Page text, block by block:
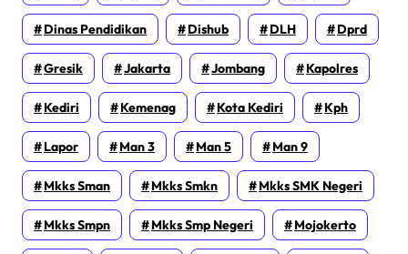
Dinas Pendidikan Dishub DLH Dprd
Gresik Jakarta Jombang Kapolres
Kediri Kemenag Kota Kediri Kph
Lapor Man 3 Man 5 Man 9
Mkks Sman Mkks Smkn Mkks SMK Negeri
Mkks Smpn Mkks Smp Negeri Mojokerto